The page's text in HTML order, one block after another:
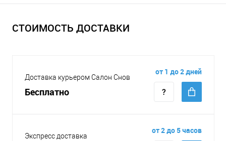
СТОИМОСТЬ ДОСТАВКИ
Доставка курьером Салон Снов
Бесплатно
от 1 до 2 дней
Экспресс доставка
от 2 до 5 часов